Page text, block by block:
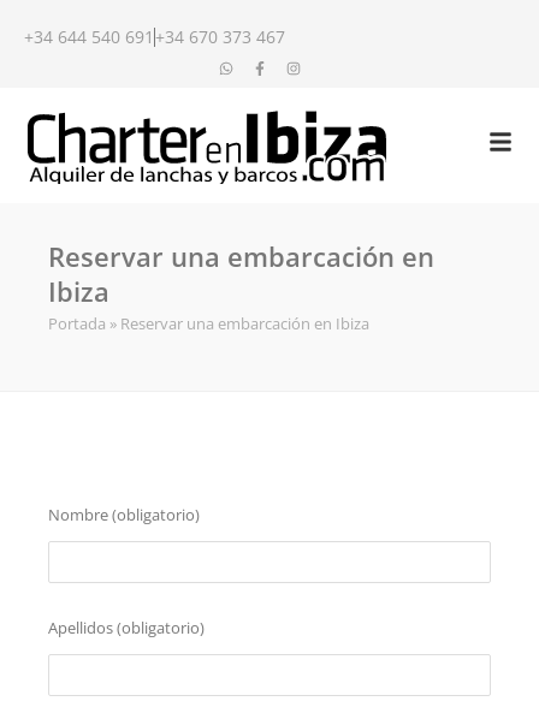
+34 644 540 691 +34 670 373 467
Reservar una embarcación en
Ibiza
Portada » Reservar una embarcación en Ibiza
Nombre (obligatorio)
Apellidos (obligatorio)